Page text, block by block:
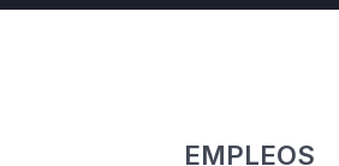
EMPLEOS